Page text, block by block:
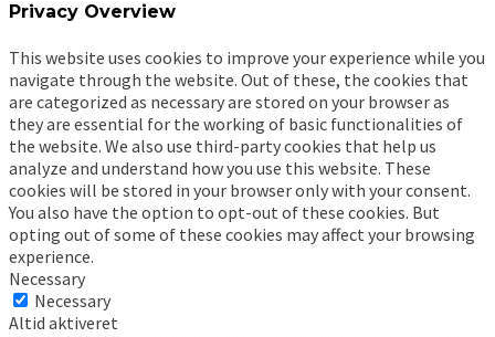
Privacy Overview
This website uses cookies to improve your experience while you
navigate through the website. Out of these, the cookies that
are categorized as necessary are stored on your browser as
they are essential for the working of basic functionalities of
the website. We also use third-party cookies that help us
analyze and understand how you use this website. These
cookies will be stored in your browser only with your consent.
You also have the option to opt-out of these cookies. But
opting out of some of these cookies may affect your browsing
experience.
Necessary
Necessary
Altid aktiveret